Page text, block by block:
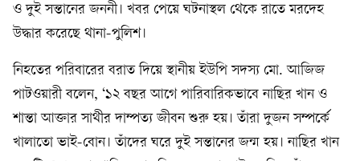
ও দুই সন্তানের জননী। খবর পেয়ে ঘটনাস্থল থেকে রাতে মরদেহ
উদ্ধার করেছে থানা-পুলিশ।
নিহতের পরিবারের বরাত দিয়ে স্থানীয় ইউপি সদস্য মো. আজিজ
পাটওয়ারী বলেন, ‘১২ বছর আগে পারিবারিকভাবে নাছির খান ও
শান্তা আক্তার সাথীর দাম্পত্য জীবন শুরু হয়। তাঁরা দুজন সম্পর্কে
খালাতো ভাই-বোন। তাঁদের ঘরে দুই সন্তানের জন্ম হয়। নাছির খান